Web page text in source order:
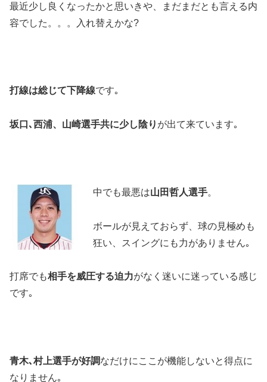
最近少し良くなったかと思いきや、まだまだとも言える内
容でした。。。入れ替えかな?
打線は総じて下降線です｡
坂口､西浦、山崎選手共に少し陰り が出て来ています｡
中でも最悪は山田哲人選手。
ボールが見えておらず、球の見極めも
狂い、スイングにも力がありません｡
打席でも相手を威圧する迫力がなく迷いに迷っている感じ
です｡
青木､村上選手が好調なだけにここが機能しないと得点に
なりません｡